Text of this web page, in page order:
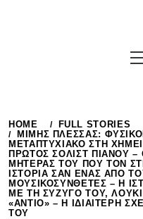
HOME
FULL STORIES
ΜΊΜΗΣ ΠΛΈΣΣΑΣ:
ΜΕΤΑΠΤΥΧΙΑΚΌ ΣΤΗ
ΠΡΏΤΟΣ ΣΟΛΊΣΤ ΠΙΆΝΟΥ
ΜΗΤΈΡΑΣ ΤΟΥ ΠΟΥ ΤΟΝ
ΙΣΤΟΡΊΑ ΣΑΝ ΈΝΑΣ ΑΠΌ
ΜΟΥΣΙΚΟΣΥΝΘΈΤΕΣ – Η
ΜΕ ΤΗ ΣΎΖΥΓΌ ΤΟΥ,
«ΑΝΤΊΟ» – Η ΙΔΙΑΊΤΕΡΗ
ΤΟΥ